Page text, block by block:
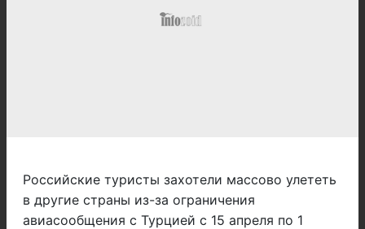
Российские туристы захотели массово улететь
в другие страны из-за ограничения
авиасообщения с Турцией с 15 апреля по 1